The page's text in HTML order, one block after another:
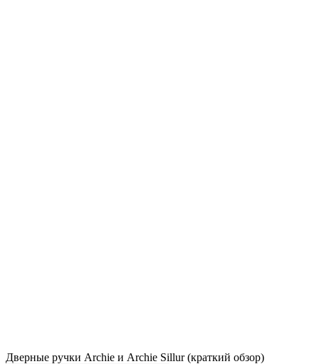
Дверные ручки Archie и Archie Sillur (краткий обзор)